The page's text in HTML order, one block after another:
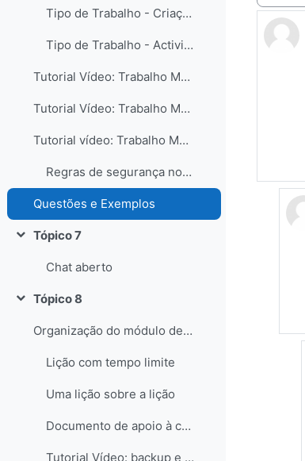
Tipo de Trabalho - Criação de um texto no moodle
Tipo de Trabalho - Actividade offline
Tutorial Vídeo: Trabalho Moodle - Edição
Tutorial Vídeo: Trabalho Moodle - Avaliação
Tutorial vídeo: Trabalho Moodle - Integração de animações .swf
Regras de segurança no laboratório
Questões e Exemplos
Contrair
Tópico 7
Chat aberto
Contrair
Tópico 8
Organização do módulo de aprendizagem
Lição com tempo limite
Uma lição sobre a lição
Documento de apoio à criação de Lições Moodle
Tutorial Vídeo: backup e restauro de uma lição